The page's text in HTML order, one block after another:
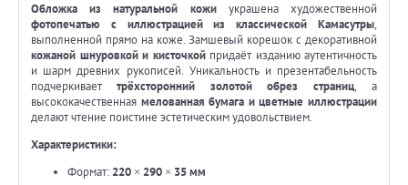
Обложка из натуральной кожиукрашена художественной
фотопечатью с иллюстрацией из классической Камасутры,
выполненной прямо на коже. Замшевый корешок с декоративной
кожаной шнуровкой и кисточкойпридаёт изданию аутентичность
и шарм древних рукописей. Уникальность и презентабельность
подчеркиваеттрёхсторонний золотой обрез страниц, а
высококачественная мелованная бумага и цветные иллюстрации
делают чтение поистине эстетическим удовольствием.
Характеристики:
Формат: 220 × 290 × 35 мм